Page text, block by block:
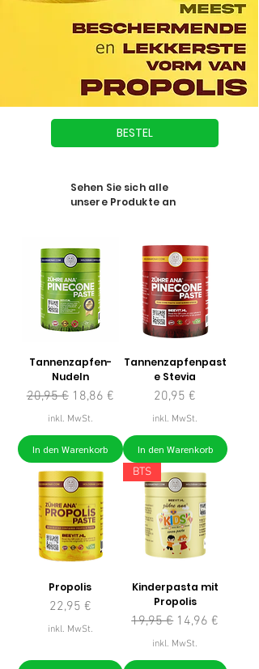
BESTEL
Sehen Sie sich alle
unsere Produkte an
Tannenzapfen-
Nudeln
Standardpreis
20,95 € Sale-Preis
18,86 €
inkl. MwSt.
In den Warenkorb
Tannenzapfenpast
e Stevia
Preis
20,95 €
inkl. MwSt.
In den Warenkorb
Propolis
Preis
22,95 €
inkl. MwSt.
BTS
Kinderpasta mit
Propolis
Standardpreis
19,95 € Sale-Preis
14,96 €
inkl. MwSt.